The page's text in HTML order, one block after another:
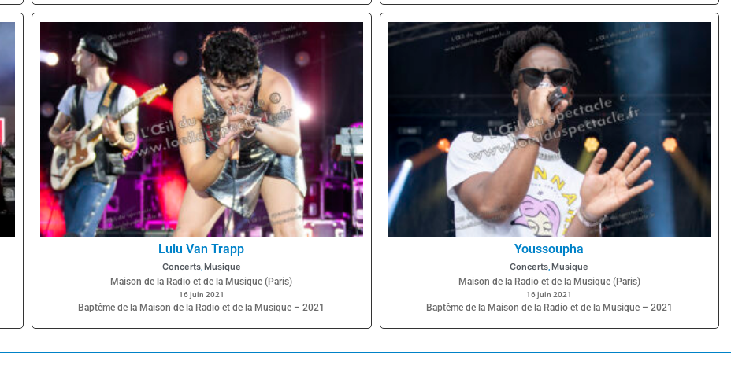
Lulu Van Trapp
Concerts,Musique
Maison de la Radio et de la Musique (Paris)
16 juin 2021
Baptême de la Maison de la Radio et de la Musique – 2021
Youssoupha
Concerts, Musique
Maison de la Radio et de la Musique (Paris)
16 juin 2021
Baptême de la Maison de la Radio et de la Musique – 2021